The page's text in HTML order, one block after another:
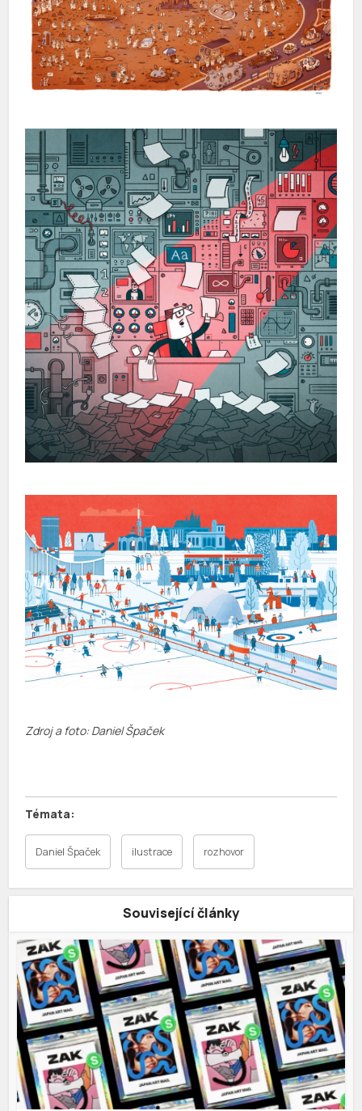
Zdroj a foto: Daniel Špaček
Daniel Špaček ilustrace rozhovor
Související články